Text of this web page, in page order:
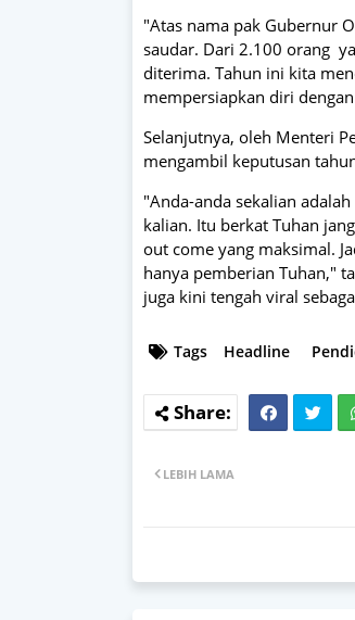
"Atas nama pak Gubernur
saudar. Dari 2.100 orang
diterima. Tahun ini kita
mempersiapkan diri
Selanjutnya, oleh Menteri
mengambil keputusan
"Anda-anda sekalian
kalian. Itu berkat Tuhan
out come yang maksimal.
hanya pemberian Tuhan,"
juga kini tengah viral
Tags Headline
LEBIH LAMA